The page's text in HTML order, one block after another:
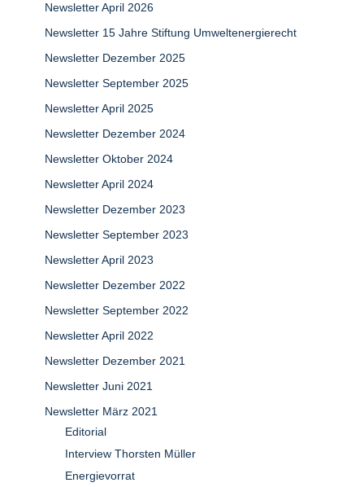
Newsletter April 2026
Newsletter 15 Jahre Stiftung Umweltenergierecht
Newsletter Dezember 2025
Newsletter September 2025
Newsletter April 2025
Newsletter Dezember 2024
Newsletter Oktober 2024
Newsletter April 2024
Newsletter Dezember 2023
Newsletter September 2023
Newsletter April 2023
Newsletter Dezember 2022
Newsletter September 2022
Newsletter April 2022
Newsletter Dezember 2021
Newsletter Juni 2021
Newsletter März 2021
Editorial
Interview Thorsten Müller
Energievorrat